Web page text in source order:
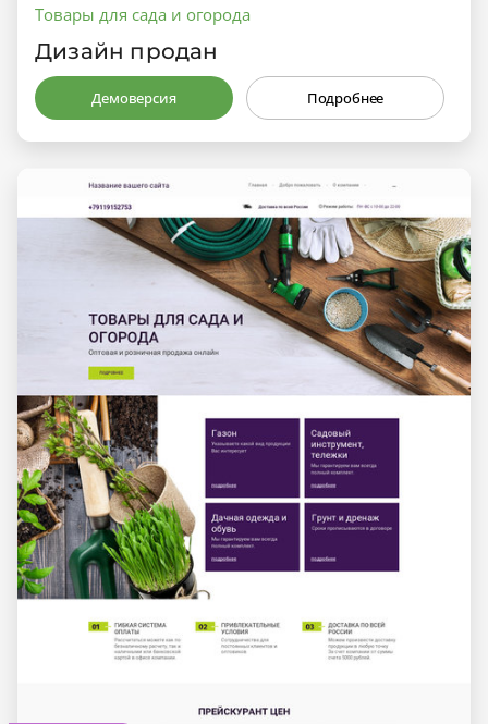
Товары для сада и огорода
Дизайн продан
Демоверсия Подробнее